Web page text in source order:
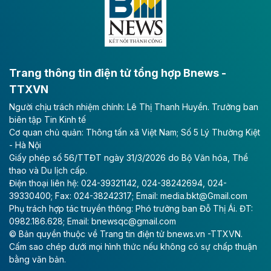
Long Thành
Tổng công ty Cảng hàng không Việt Nam - CTCP
(ACV) vừa lập kỷ lục mới về lợi nhuận trong quý
II/2026.
Theo baodautu.vn
Vinaconex lập đỉnh doanh thu
Tổng CTCP Xuất nhập khẩu và Xây dựng Việt Nam
(Vinaconex) đã khép lại nửa đầu năm với doanh thu
thuần gần 7.268 tỷ đồng, tăng 4% so với cùng kỳ và
cũng là mức cao nhất lịch sử hoạt động của doanh
nghiệp.
Trang thông tin điện tử tổng hợp Bnews -
TTXVN
Người chịu trách nhiệm chính: Lê Thị Thanh Huyền. Trưởng ban
biên tập Tin Kinh tế
Cơ quan chủ quản: Thông tấn xã Việt Nam; Số 5 Lý Thường Kiệt
- Hà Nội
Giấy phép số 56/TTĐT ngày 31/3/2026 do Bộ Văn hóa, Thể
thao và Du lịch cấp.
Điện thoại liên hệ: 024-39321142, 024-38242694, 024-
39330400; Fax: 024-38242317; Email: media.bkt@Gmail.com
Phụ trách hợp tác truyền thông: Phó trưởng ban Đỗ Thị Ái. ĐT:
0982.186.628; Email: bnewsqc@gmail.com
© Bản quyền thuộc về Trang tin điện tử bnews.vn -TTXVN.
Cấm sao chép dưới mọi hình thức nếu không có sự chấp thuận
bằng văn bản.